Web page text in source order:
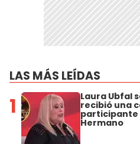
LAS MÁS LEÍDAS
1 Laura Ubfal
recibió una
participante
Hermano